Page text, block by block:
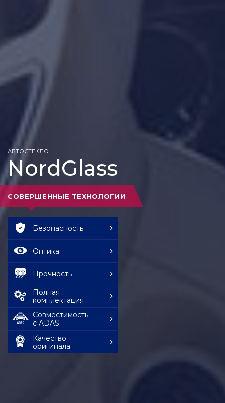
АВТОСТЕКЛО
NordGlass
СОВЕРШЕННЫЕ ТЕХНОЛОГИИ
Безопасность
Оптика
Прочность
Полная
комплектация
Совместимость
с ADAS
Качество
оригинала